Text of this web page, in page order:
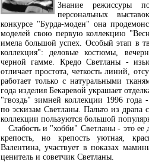
Знание режиссуры
персональных
конкурсе "Бурда-моден" она
моделей свою первую коллекцию
имела большой успех. Особый этап в
коллекция": деловые костюмы,
черной гамме. Кредо Светланы -
отличает простота, четкость линий,
работает только с натуральными
года изделия Бекаревой украшает
"гвоздь" зимней коллекции 1996 года
по эскизам Светланы. Пальто из
коллекции пользуются большой
Слабость и "хобби" Светланы - это
крепость, но крепость уютная,
Валентина, участвует в показах
ценитель и советчик Светланы.